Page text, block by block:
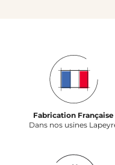
Fabrication Française
Dans nos usines